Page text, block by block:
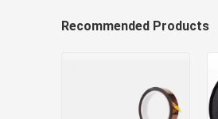
Recommended Products